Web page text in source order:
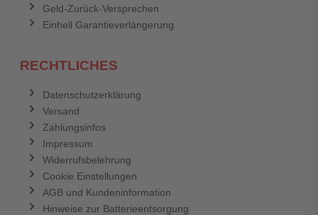
Geld-Zurück-Versprechen
Einhell Garantieverlängerung
RECHTLICHES
Datenschutzerklärung
Versand
Zahlungsinfos
Impressum
Widerrufsbelehrung
Cookie Einstellungen
AGB und Kundeninformation
Hinweise zur Batterieentsorgung